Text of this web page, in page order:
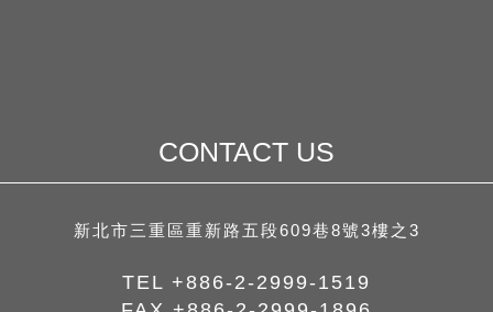
CONTACT US
新北市三重區重新路五段609巷8號3樓之3
TEL +886-2-2999-1519